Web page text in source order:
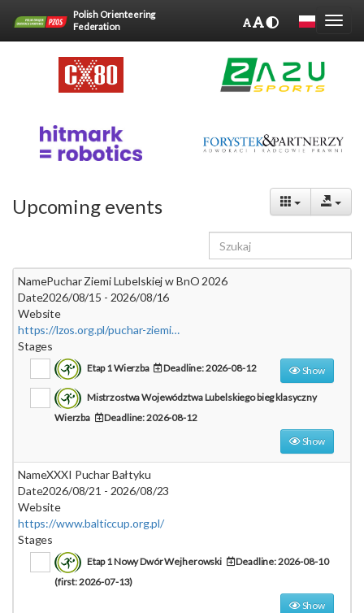
Polish Orienteering
Federation
Upcoming events
NamePuchar Ziemi Lubelskiej w BnO 2026
Date2026/08/15 - 2026/08/16
Website
https://lzos.org.pl/puchar-ziemi-lubelskiej-w-bno-2026/
Stages
Etap 1 Wierzba Deadline: 2026-08-12 Show
Mistrzostwa Województwa Lubelskiego bieg klasyczny
Wierzba
Deadline: 2026-08-12
Show
NameXXXI Puchar Bałtyku
Date2026/08/21 - 2026/08/23
Website
https://www.balticcup.org.pl/
Stages
Etap 1 Nowy Dwór Wejherowski
Deadline: 2026-08-10
(first: 2026-07-13)
Show